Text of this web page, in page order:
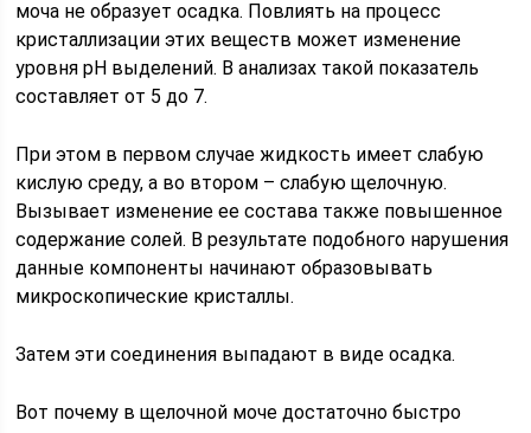
моча не образует осадка. Повлиять на процесс
кристаллизации этих веществ может изменение
уровня рН выделений. В анализах такой показатель
составляет от 5 до 7.
При этом в первом случае жидкость имеет слабую
кислую среду, а во втором – слабую щелочную.
Вызывает изменение ее состава также повышенное
содержание солей. В результате подобного нарушения
данные компоненты начинают образовывать
микроскопические кристаллы.
Затем эти соединения выпадают в виде осадка.
Вот почему в щелочной моче достаточно быстро